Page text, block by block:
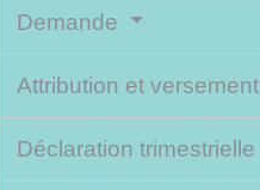
Demande
Attribution et versement
Déclaration trimestrielle